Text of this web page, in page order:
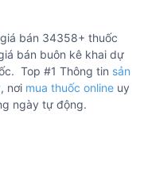
bán 34358+ thuốc
bán buôn kê khai dự
Top #1 Thông tin sản
nơi mua thuốc online uy
ngày tự động.